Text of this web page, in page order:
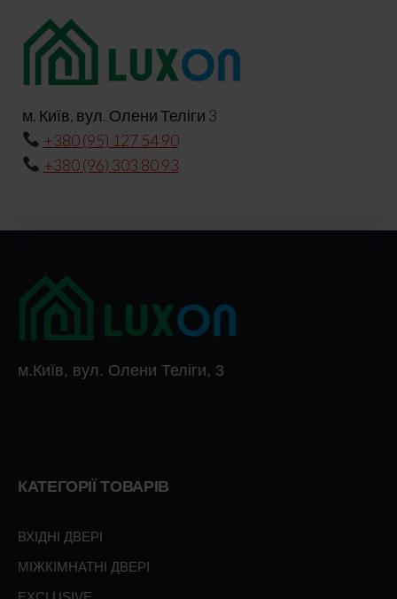
м. Київ, вул. Олени Теліги 3
+380 (95) 127 54 90
+380 (96) 303 80 93
м.Київ, вул. Олени Теліги, 3
КАТЕГОРІЇ ТОВАРІВ
ВХІДНІ ДВЕРІ
МІЖКІМНАТНІ ДВЕРІ